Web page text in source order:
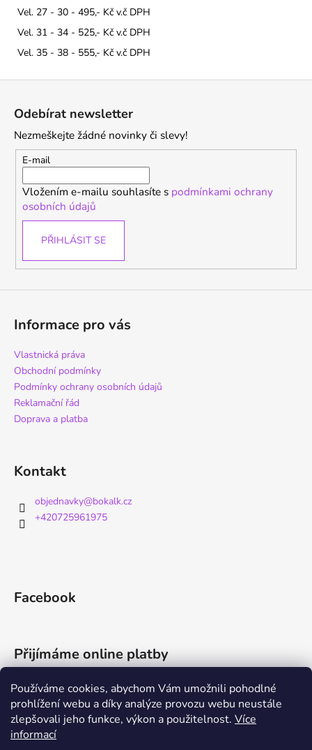
Používáme cookies, abychom Vám umožnili pohodlné
prohlížení webu a díky analýze provozu webu neustále
zlepšovali jeho funkce, výkon a použitelnost. Více
informací
Vel. 27 - 30 - 495,- Kč v.č DPH
Vel. 31 - 34 - 525,- Kč v.č DPH
Vel. 35 - 38 - 555,- Kč v.č DPH
Odebírat newsletter
Nezmeškejte žádné novinky či slevy!
E-mail
Vložením e-mailu souhlasíte s podmínkami ochrany
osobních údajů
PŘIHLÁSIT SE
Informace pro vás
Vlastnická práva
Obchodní podmínky
Podmínky ochrany osobních údajů
Reklamační řád
Doprava a platba
Kontakt
objednavky@bokalk.cz
+420725961975
Facebook
Přijímáme online platby